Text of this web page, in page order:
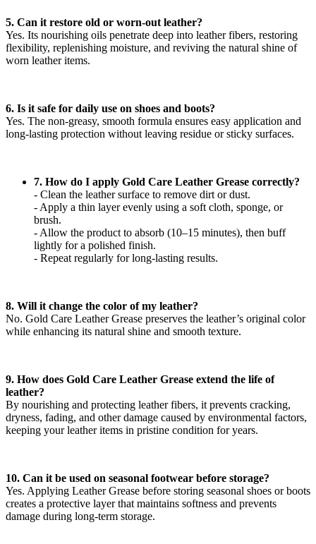
5. Can it restore old or worn-out leather?
Yes. Its nourishing oils penetrate deep into leather fibers, restoring
flexibility, replenishing moisture, and reviving the natural shine of
worn leather items.
6. Is it safe for daily use on shoes and boots?
Yes. The non-greasy, smooth formula ensures easy application and
long-lasting protection without leaving residue or sticky surfaces.
7. How do I apply Gold Care Leather Grease correctly?
- Clean the leather surface to remove dirt or dust.
- Apply a thin layer evenly using a soft cloth, sponge, or
brush.
- Allow the product to absorb (10–15 minutes), then buff
lightly for a polished finish.
- Repeat regularly for long-lasting results.
8. Will it change the color of my leather?
No. Gold Care Leather Grease preserves the leather’s original color
while enhancing its natural shine and smooth texture.
9. How does Gold Care Leather Grease extend the life of
leather?
By nourishing and protecting leather fibers, it prevents cracking,
dryness, fading, and other damage caused by environmental factors,
keeping your leather items in pristine condition for years.
10. Can it be used on seasonal footwear before storage?
Yes. Applying Leather Grease before storing seasonal shoes or boots
creates a protective layer that maintains softness and prevents
damage during long-term storage.